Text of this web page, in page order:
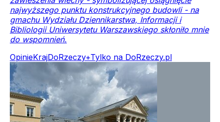
najwyższego punktu konstrukcyjnego budowli - na
gmachu Wydziału Dziennikarstwa, Informacji i
Bibliologii Uniwersytetu Warszawskiego skłoniło mnie
do wspomnień.
OpinieKrajDoRzeczy+Tylko na DoRzeczy.pl